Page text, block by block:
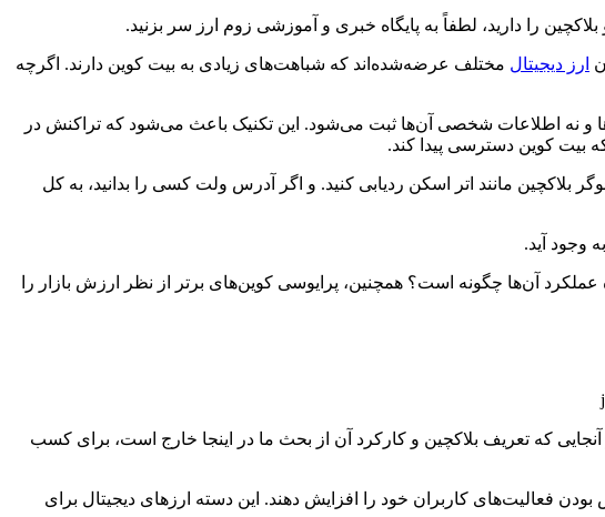
را دارید، لطفاً به پایگاه خبری و آموزشی زوم ارز سر بزنید.
ارز دیجیتال مختلف عرضه‌شده‌اند که شباهت‌های زیادی به بیت کوین دارند. اگرچه
و نه اطلاعات شخصی آن‌ها ثبت می‌شود. این تکنیک باعث می‌شود که تراکنش در
بیت کوین دسترسی پیدا کند.
بلاکچین مانند اتر اسکن ردیابی کنید. و اگر آدرس ولت کسی را بدانید، به کل
وجود آید.
عملکرد آن‌ها چگونه است؟ همچنین، پرایوسی کوین‌های برتر از نظر ارزش بازار را
که تعریف بلاکچین و کارکرد آن از بحث ما در اینجا خارج است، برای کسب
فعالیت‌های کاربران خود را افزایش دهند. این دسته ارزهای دیجیتال برای